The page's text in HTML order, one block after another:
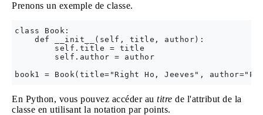
Prenons un exemple de classe.
class Book:
    def __init__(self, title, author):
        self.title = title
        self.author = author
En Python, vous pouvez accéder au titre de l'attribut de la
classe en utilisant la notation par points.